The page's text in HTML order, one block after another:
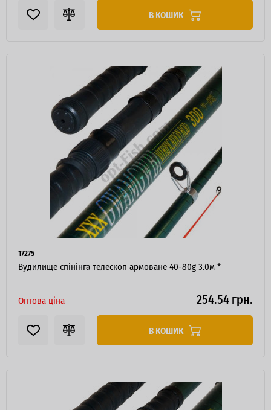
В КОШИК
17275
Вудилище спінінга телескоп армоване 40-80g 3.0м *
Оптова ціна 254.54 грн.
В КОШИК
ІНТЕРНЕТ-МАГАЗИН ОПТОВОГО ПРОДАЖУ.
Роздрібні замовлення не розглядаються!